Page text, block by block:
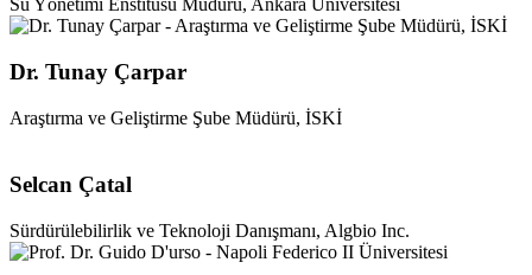
Su Yönetimi Enstitüsü Müdürü, Ankara Üniversitesi
Dr. Tunay Çarpar
Araştırma ve Geliştirme Şube Müdürü, İSKİ
Selcan Çatal
Sürdürülebilirlik ve Teknoloji Danışmanı, Algbio Inc.